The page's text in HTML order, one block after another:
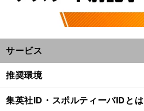
サービス
推奨環境
集英社ID・スポルティーバIDとは